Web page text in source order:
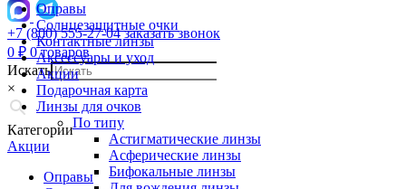
+7 (800) 555-27-04 заказать звонок
0 ₽ 0 товаров
Искать
×
Категории
Акции
Оправы
Оправы
Солнцезащитные очки
Контактные линзы
Аксессуары и уход
Акции
Подарочная карта
Линзы для очков
По типу
Астигматические линзы
Асферические линзы
Бифокальные линзы